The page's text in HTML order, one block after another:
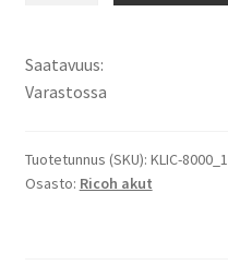
akku
Li-
3,7V
1520mAh
Saatavuus:
Varastossa
Tuotetunnus (SKU): KLIC-8000_1
Osasto: Ricoh akut